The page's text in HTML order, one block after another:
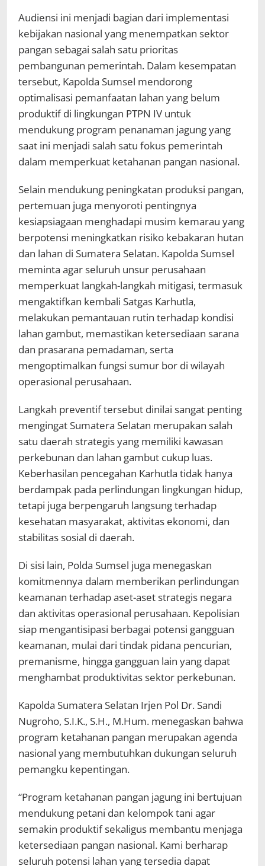
Audiensi ini menjadi bagian dari implementasi
kebijakan nasional yang menempatkan sektor
pangan sebagai salah satu prioritas
pembangunan pemerintah. Dalam kesempatan
tersebut, Kapolda Sumsel mendorong
optimalisasi pemanfaatan lahan yang belum
produktif di lingkungan PTPN IV untuk
mendukung program penanaman jagung yang
saat ini menjadi salah satu fokus pemerintah
dalam memperkuat ketahanan pangan nasional.
Selain mendukung peningkatan produksi pangan,
pertemuan juga menyoroti pentingnya
kesiapsiagaan menghadapi musim kemarau yang
berpotensi meningkatkan risiko kebakaran hutan
dan lahan di Sumatera Selatan. Kapolda Sumsel
meminta agar seluruh unsur perusahaan
memperkuat langkah-langkah mitigasi, termasuk
mengaktifkan kembali Satgas Karhutla,
melakukan pemantauan rutin terhadap kondisi
lahan gambut, memastikan ketersediaan sarana
dan prasarana pemadaman, serta
mengoptimalkan fungsi sumur bor di wilayah
operasional perusahaan.
Langkah preventif tersebut dinilai sangat penting
mengingat Sumatera Selatan merupakan salah
satu daerah strategis yang memiliki kawasan
perkebunan dan lahan gambut cukup luas.
Keberhasilan pencegahan Karhutla tidak hanya
berdampak pada perlindungan lingkungan hidup,
tetapi juga berpengaruh langsung terhadap
kesehatan masyarakat, aktivitas ekonomi, dan
stabilitas sosial di daerah.
Di sisi lain, Polda Sumsel juga menegaskan
komitmennya dalam memberikan perlindungan
keamanan terhadap aset-aset strategis negara
dan aktivitas operasional perusahaan. Kepolisian
siap mengantisipasi berbagai potensi gangguan
keamanan, mulai dari tindak pidana pencurian,
premanisme, hingga gangguan lain yang dapat
menghambat produktivitas sektor perkebunan.
Kapolda Sumatera Selatan Irjen Pol Dr. Sandi
Nugroho, S.I.K., S.H., M.Hum. menegaskan bahwa
program ketahanan pangan merupakan agenda
nasional yang membutuhkan dukungan seluruh
pemangku kepentingan.
“Program ketahanan pangan jagung ini bertujuan
mendukung petani dan kelompok tani agar
semakin produktif sekaligus membantu menjaga
ketersediaan pangan nasional. Kami berharap
seluruh potensi lahan yang tersedia dapat